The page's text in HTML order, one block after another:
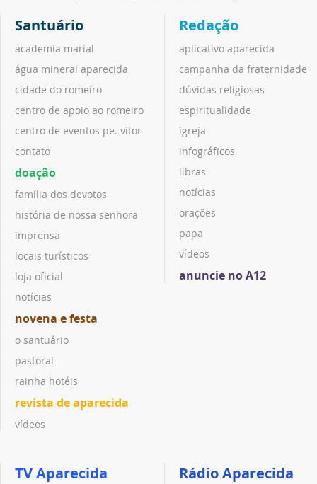
Santuário
academia marial
água mineral aparecida
cidade do romeiro
centro de apoio ao romeiro
centro de eventos pe. vitor
contato
doação
família dos devotos
história de nossa senhora
imprensa
locais turísticos
loja oficial
notícias
novena e festa
o santuário
pastoral
rainha hotéis
revista de aparecida
vídeos
Redação
aplicativo aparecida
campanha da fraternidade
dúvidas religiosas
espiritualidade
igreja
infográficos
libras
notícias
orações
papa
vídeos
anuncie no A12
TV Aparecida Rádio Aparecida